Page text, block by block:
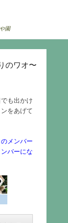
園
のワオ〜
も出かけ
をあげて
のメンバー
バーにな